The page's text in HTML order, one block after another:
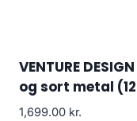
VENTURE
og sort metal
1,699.00 kr.